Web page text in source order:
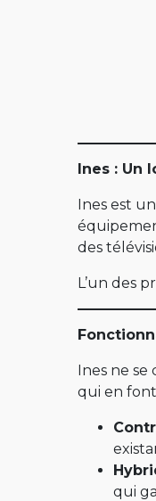
Ines : Un
Ines est
des
L’un des
Ines ne
qui en
qui